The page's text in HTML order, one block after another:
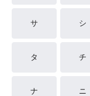
サ シ
タ チ
ナ ニ